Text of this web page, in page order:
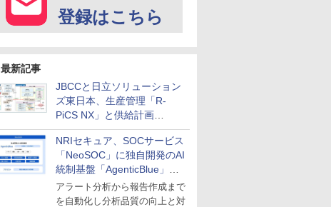
登録はこちら
最新記事
JBCCと日立ソリューション
ズ東日本、生産管理「R-
PiCS NX」と供給計画
「scSQUARE ISP」の連携サ
ービスを提供開始
NRIセキュア、SOCサービス
「NeoSOC」に独自開発のAI
統制基盤「AgenticBlue」を
導入
アラート分析から報告作成まで
を自動化し分析品質の向上と対